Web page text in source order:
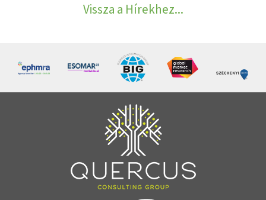
Vissza a Hírekhez...